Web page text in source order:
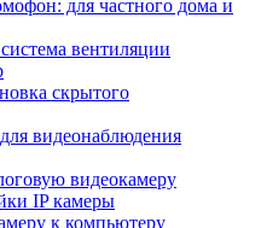
для частного дома и
вентиляции
скрытого
видеонаблюдения
видеокамеру
IP камеры
к компьютеру